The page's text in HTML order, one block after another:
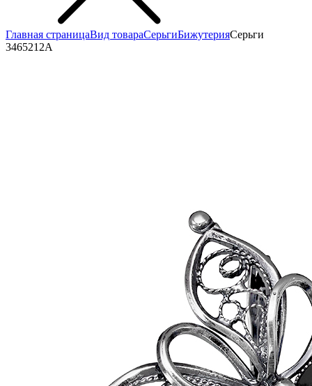
Главная страницаВид товараСерьгиБижутерияСерьги
3465212А